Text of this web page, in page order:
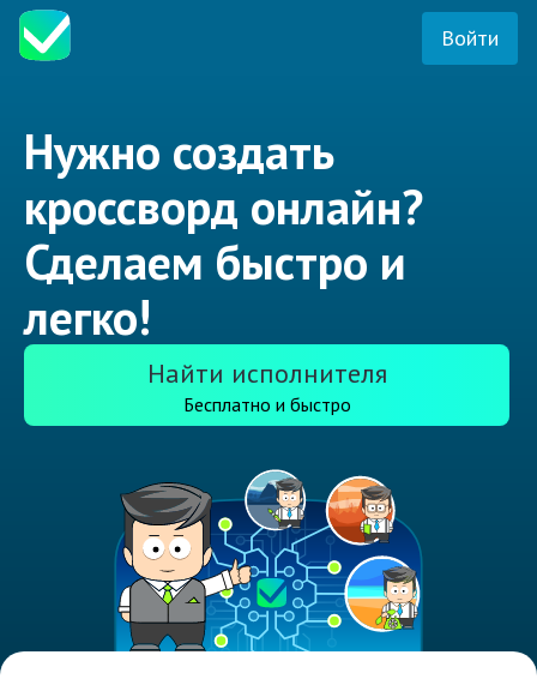
Войти
Нужно создать
кроссворд онлайн?
Сделаем быстро и
легко!
Найти исполнителя
Бесплатно и быстро